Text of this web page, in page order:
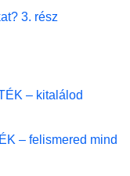
3. rész
– kitalálod
– felismered mind